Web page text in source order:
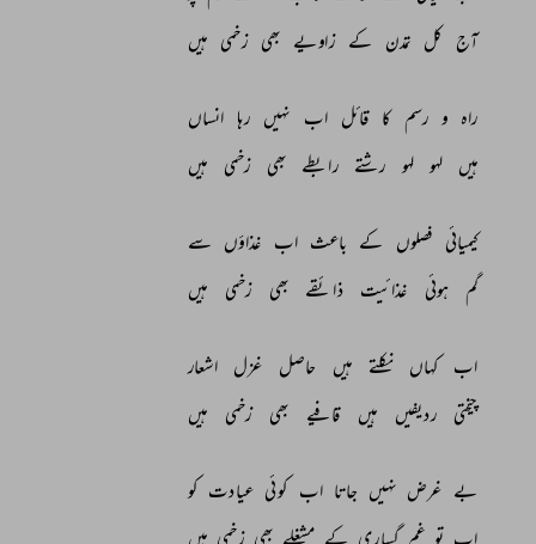
آج
کل تمدن کے زاویے بھی زخمی ہیں
راہ و رسم کا قائل اب نہیں رہا انساں
ہیں
لہو لہو رشتے رابطے بھی زخمی ہیں
کیمیائی فصلوں کے باعث اب غذاؤں سے
گم
ہوئی غذائیت ذائقے بھی زخمی ہیں
اب کہاں نکلتے ہیں حاصل غزل
اشعار
چیختی
ردیفیں ہیں قافیے بھی زخمی ہیں
بے غرض نہیں جاتا اب کوئی عیادت کو
اب تو غم گساری کے مشغلے بھی زخمی ہیں